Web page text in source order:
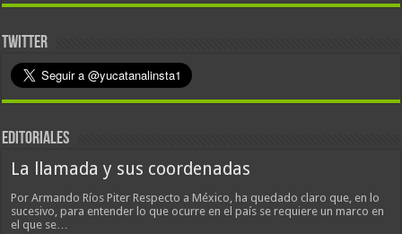
TWITTER
EDITORIALES
La llamada y sus coordenadas
Por Armando Ríos Piter Respecto a México, ha quedado claro que, en lo
sucesivo, para entender lo que ocurre en el país se requiere un marco en
el que se…